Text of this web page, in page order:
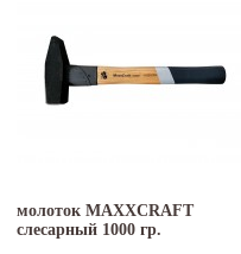
молоток MAXXCRAFT
слесарный 1000 гр.